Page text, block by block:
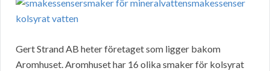
Gert Strand AB heter företaget som ligger bakom
Aromhuset. Aromhuset har 16 olika smaker för kolsyrat